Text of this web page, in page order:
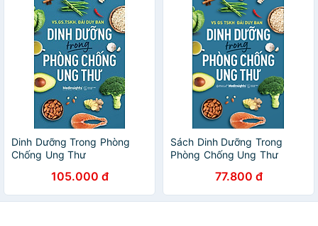
Dinh Dưỡng Trong Phòng
Chống Ung Thư
105.000 đ
Sách Dinh Dưỡng Trong
Phòng Chống Ung Thư
77.800 đ